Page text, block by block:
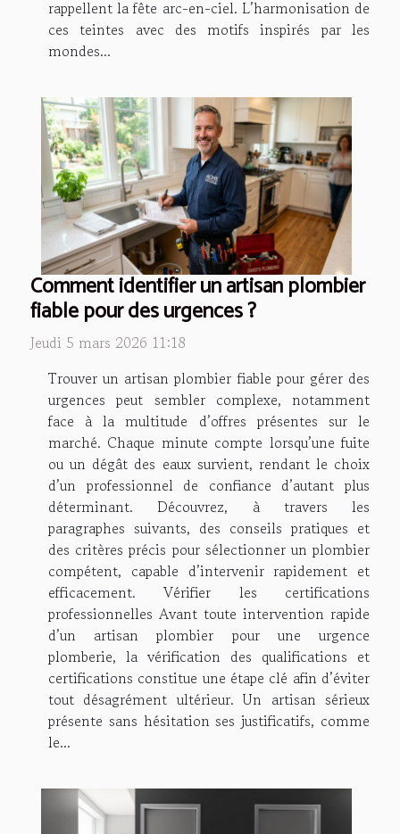
rappellent la fête arc-en-ciel. L’harmonisation de
ces teintes avec des motifs inspirés par les
mondes...
Comment identifier un artisan plombier
fiable pour des urgences ?
Jeudi 5 mars 2026 11:18
Trouver un artisan plombier fiable pour gérer des
urgences peut sembler complexe, notamment
face à la multitude d’offres présentes sur le
marché. Chaque minute compte lorsqu’une fuite
ou un dégât des eaux survient, rendant le choix
d’un professionnel de confiance d’autant plus
déterminant. Découvrez, à travers les
paragraphes suivants, des conseils pratiques et
des critères précis pour sélectionner un plombier
compétent, capable d’intervenir rapidement et
efficacement. Vérifier les certifications
professionnelles Avant toute intervention rapide
d’un artisan plombier pour une urgence
plomberie, la vérification des qualifications et
certifications constitue une étape clé afin d’éviter
tout désagrément ultérieur. Un artisan sérieux
présente sans hésitation ses justificatifs, comme
le...